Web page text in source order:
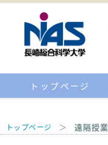
トップページ
トップページ ＞遠隔授